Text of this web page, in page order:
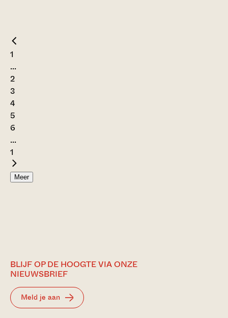
1
...
2
3
4
5
6
...
1
Meer
BLIJF OP DE HOOGTE VIA ONZE
NIEUWSBRIEF
Meld je aan